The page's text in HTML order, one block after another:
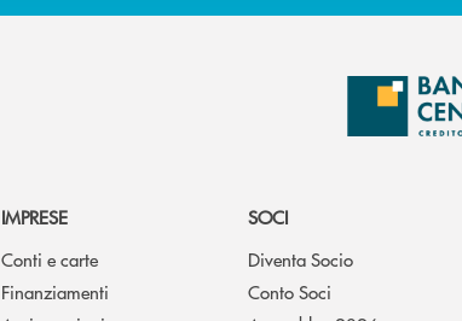
IMPRESE
Conti e carte
Finanziamenti
SOCI
Diventa Socio
Conto Soci